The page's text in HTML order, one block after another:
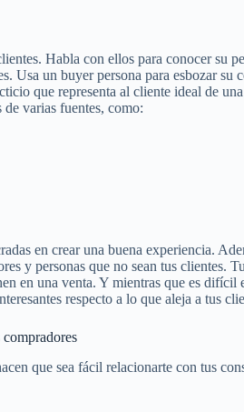
Habla con ellos para conocer su
Usa un buyer persona para esbozar su
que representa al cliente ideal de
varias fuentes, como:
en crear una buena experiencia.
y personas que no sean tus clientes.
en una venta. Y mientras que es difícil
respecto a lo que aleja a tus
compradores
que sea fácil relacionarte con tus